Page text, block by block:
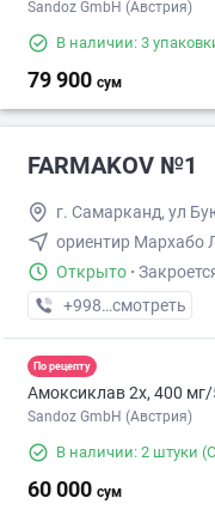
Sandoz GmbH (Австрия)
В наличии: 3
79 900 сум
FARMAKOV №1
г. Самарканд, ул
ориентир Мархабо
Открыто ·
+998 (95) XXX-XX-XX
смотреть
По рецепту
Амоксиклав 2х, 400
Sandoz GmbH (Австрия)
В наличии: 2 штуки
60 000 сум